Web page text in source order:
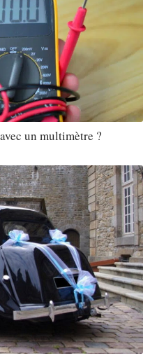
un multimètre ?